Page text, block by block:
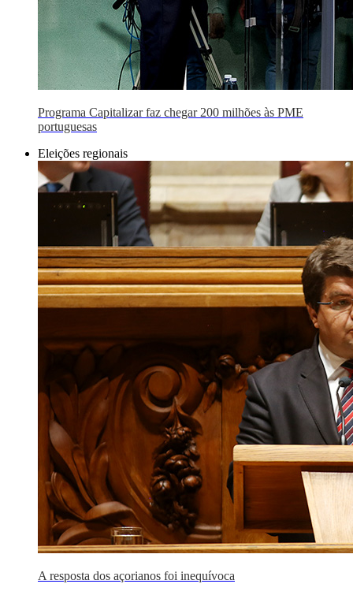
Programa Capitalizar faz chegar 200 milhões às PME
portuguesas
Eleições regionais
A resposta dos açorianos foi inequívoca